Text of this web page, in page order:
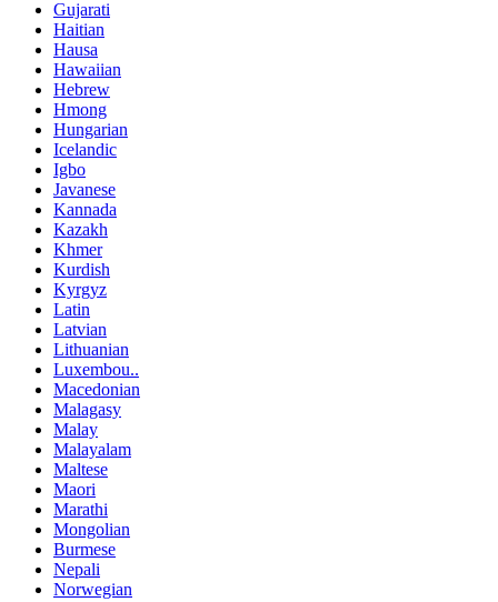
Gujarati
Haitian
Hausa
Hawaiian
Hebrew
Hmong
Hungarian
Icelandic
Igbo
Javanese
Kannada
Kazakh
Khmer
Kurdish
Kyrgyz
Latin
Latvian
Lithuanian
Luxembou..
Macedonian
Malagasy
Malay
Malayalam
Maltese
Maori
Marathi
Mongolian
Burmese
Nepali
Norwegian